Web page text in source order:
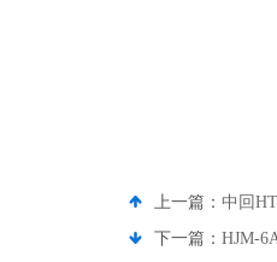
上一篇： 中回
下一篇： HJM-